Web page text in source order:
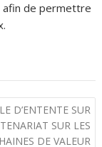
afin de permettre
D’ENTENTE SUR
SUR LES
DE VALEUR